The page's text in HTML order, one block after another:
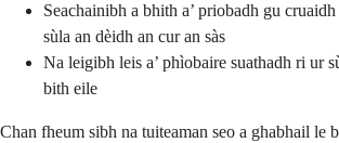
Seachainibh a bhith a’ priobadh gu cruaidh
sùla an dèidh an cur an sàs
Na leigibh leis a’ phìobaire suathadh ri ur
bith eile
Chan fheum sibh na tuiteaman seo a ghabhail le